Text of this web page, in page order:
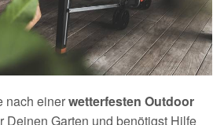
nach einerwetterfesten Outdoor
Deinen Garten und benötigst Hilfe